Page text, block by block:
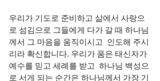
우리가 기도로 준비하고 삶에서 사랑으
로 섬김으로 그들에게 다가 갈 때 하나님
께서 그 마음을 움직이시고  인도해 주시
리라 확신합니다. 우리가 품은 태신자가
예수를 믿고 세례를 받고  하나님 백성으
로 서게 되는 순간은 하나님께서 가장 기